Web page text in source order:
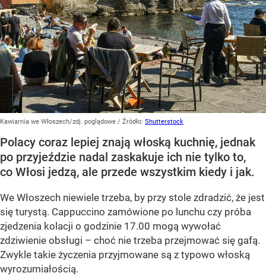
Kawiarnia we Włoszech/zdj. poglądowe / Źródło: Shutterstock
Polacy coraz lepiej znają włoską kuchnię, jednak
po przyjeździe nadal zaskakuje ich nie tylko to,
co Włosi jedzą, ale przede wszystkim kiedy i jak.
We Włoszech niewiele trzeba, by przy stole zdradzić, że jest
się turystą. Cappuccino zamówione po lunchu czy próba
zjedzenia kolacji o godzinie 17.00 mogą wywołać
zdziwienie obsługi – choć nie trzeba przejmować się gafą.
Zwykle takie życzenia przyjmowane są z typowo włoską
wyrozumiałością.